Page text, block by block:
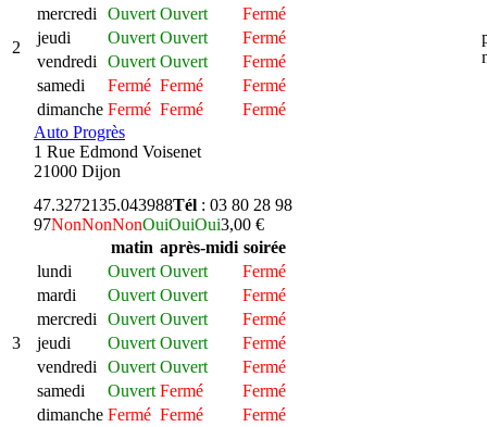
2
mercredi
Ouvert Ouvert
Fermé
jeudi
Ouvert Ouvert
Fermé
vendredi
Ouvert Ouvert
Fermé
samedi
Fermé Fermé
Fermé
dimanche Fermé Fermé
Fermé
Auto Progrès
1 Rue Edmond Voisenet
21000 Dijon
3
47.3272135.043988Tél : 03 80 28 98
97NonNonNonOuiOuiOui3,00 €
matin après-midi soirée
lundi
Ouvert Ouvert
Fermé
mardi
Ouvert Ouvert
Fermé
mercredi
Ouvert Ouvert
Fermé
jeudi
Ouvert Ouvert
Fermé
vendredi
Ouvert Ouvert
Fermé
samedi
Ouvert Fermé
Fermé
dimanche Fermé Fermé
Fermé